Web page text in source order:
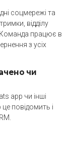
соцмережі та
відділу
Команда працює в
з усіх
чи
app чи інші
повідомить і